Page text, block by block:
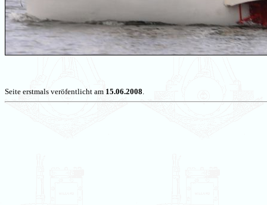
Seite erstmals veröfentlicht am 15.06.2008.